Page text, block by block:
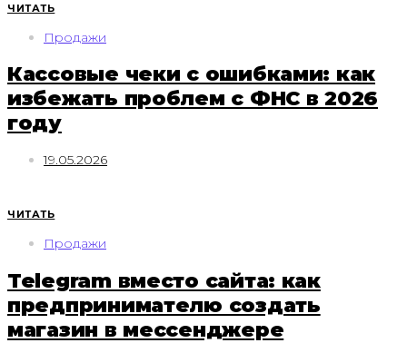
ЧИТАТЬ
Продажи
Кассовые чеки с ошибками: как
избежать проблем с ФНС в 2026
году
19.05.2026
ЧИТАТЬ
Продажи
Telegram вместо сайта: как
предпринимателю создать
магазин в мессенджере